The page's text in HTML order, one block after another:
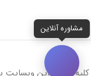
کلیه حقوق این وبسایت
مشاوره آنلاین